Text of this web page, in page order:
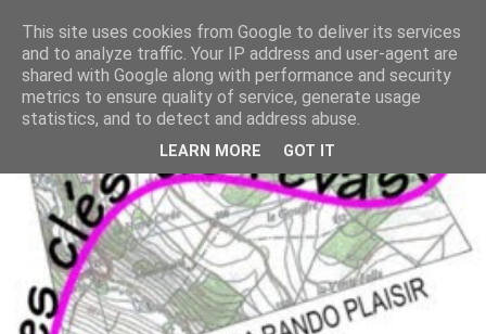
This site uses cookies from Google to deliver its services
and to analyze traffic. Your IP address and user-agent are
shared with Google along with performance and security
metrics to ensure quality of service, generate usage
statistics, and to detect and address abuse.
LEARN MORE GOT IT